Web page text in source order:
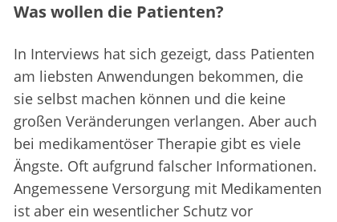
Was wollen die Patienten?
In Interviews hat sich gezeigt, dass Patienten
am liebsten Anwendungen bekommen, die
sie selbst machen können und die keine
großen Veränderungen verlangen. Aber auch
bei medikamentöser Therapie gibt es viele
Ängste. Oft aufgrund falscher Informationen.
Angemessene Versorgung mit Medikamenten
ist aber ein wesentlicher Schutz vor